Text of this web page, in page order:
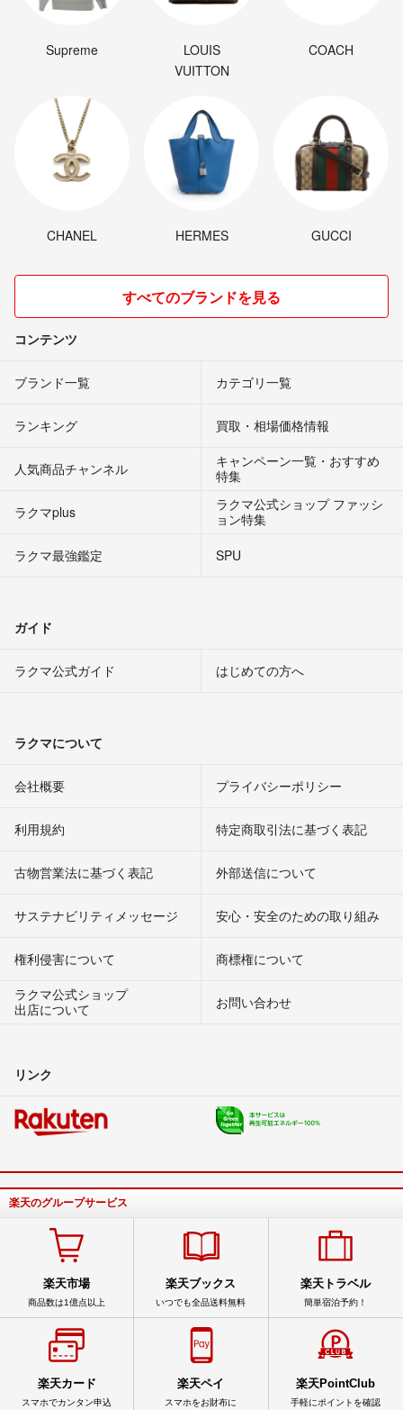
Supreme
LOUIS
VUITTON
COACH
CHANEL HERMES GUCCI
すべてのブランドを見る
コンテンツ
ブランド一覧 カテゴリ一覧
ランキング 買取・相場価格情報
人気商品チャンネル
キャンペーン一覧・おすすめ
特集
ラクマplus
ラクマ公式ショップ ファッシ
ョン特集
ラクマ最強鑑定
SPU
ガイド
ラクマ公式ガイド はじめての方へ
ラクマについて
会社概要 プライバシーポリシー
利用規約 特定商取引法に基づく表記
古物営業法に基づく表記 外部送信について
サステナビリティメッセージ 安心・安全のための取り組み
権利侵害について
商標権について
ラクマ公式ショップ
出店について
お問い合わせ
リンク
楽天のグループサービス
楽天市場
商品数は1億点以上
楽天ブックス
いつでも全品送料無料
楽天トラベル
簡単宿泊予約！
楽天カード
スマホでカンタン申込
楽天ペイ
スマホをお財布に
楽天PointClub
手軽にポイントを確認